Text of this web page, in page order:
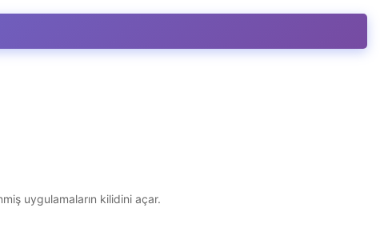
uygulamaların kilidini açar.